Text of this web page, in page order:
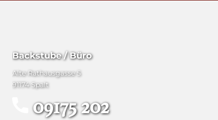
Backstube / Büro
Alte Rathausgasse 5
91174 Spalt
09175 202